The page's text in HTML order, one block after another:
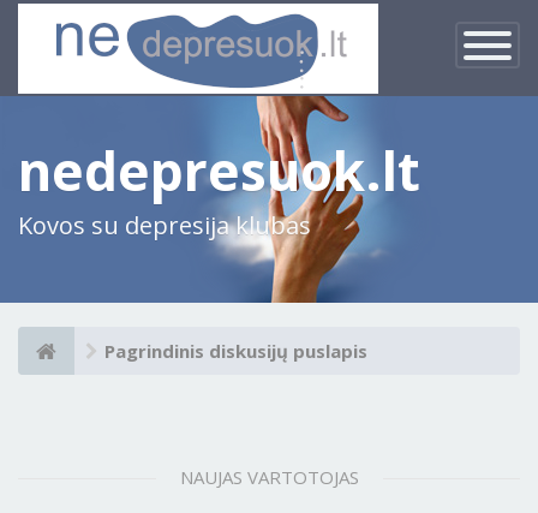
Įjungti
×
nedepresuok.lt
Kovos su depresija klubas
Pagrindinis diskusijų puslapis
NAUJAS VARTOTOJAS